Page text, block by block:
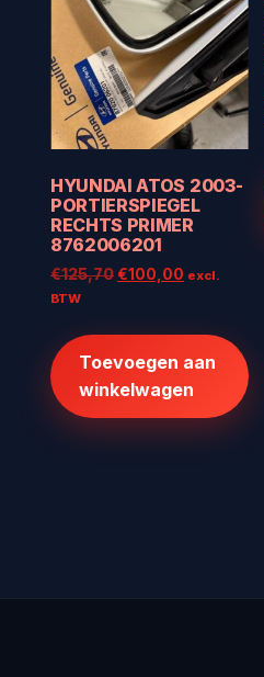
HYUNDAI ATOS 2003-
PORTIERSPIEGEL
RECHTS PRIMER
8762006201
€125,70Oorspronkelijke
€100,00 Huidige
€100,00.
excl.
BTW
Toevoegen aan
winkelwagen